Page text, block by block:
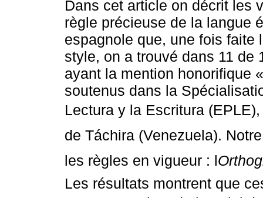
Dans cet article on décrit les
règle précieuse de la langue
espagnole que, une fois faite
style, on a trouvé dans 11 de
ayant la mention honorifique
soutenus dans la
Lectura y la Escritura (EPLE),
de Táchira (Venezuela).
les règles en vigueur : l
Les résultats montrent que